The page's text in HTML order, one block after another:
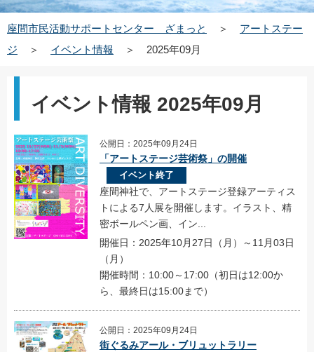
座間市民活動サポートセンター ざまっと ＞
アートステー
ジ
＞ イベント情報 ＞ 2025年09月
イベント情報 2025年09月
公開日：2025年09月24日
「アートステージ芸術祭」の開催
イベント終了
座間神社で、アートステージ登録アーティス
トによる7人展を開催します。イラスト、精
密ボールペン画、イン...
開催日：2025年10月27日（月）～11月03日
（月）
開催時間：10:00～17:00（初日は12:00か
ら、最終日は15:00まで）
公開日：2025年09月24日
街ぐるみアール・ブリュットラリー